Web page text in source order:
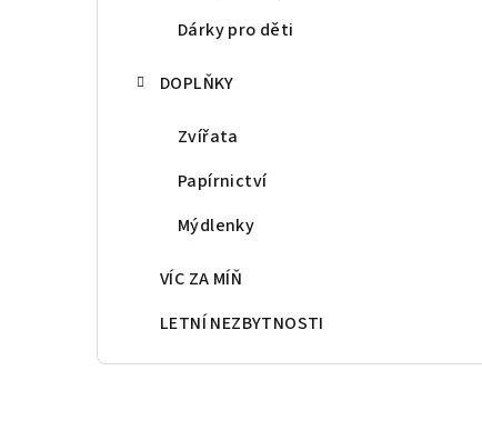
Dárky pro děti
DOPLŇKY
Zvířata
Papírnictví
Mýdlenky
VÍC ZA MÍŇ
LETNÍ NEZBYTNOSTI